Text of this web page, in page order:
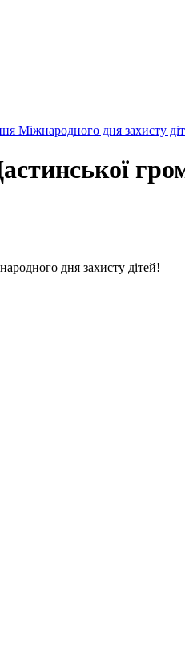
Міжнародного дня захисту
дня захисту дітей!